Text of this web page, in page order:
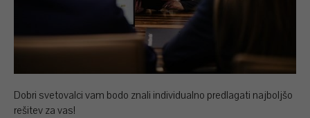
Dobri svetovalci vam bodo znali individualno predlagati najboljšo
rešitev za vas!